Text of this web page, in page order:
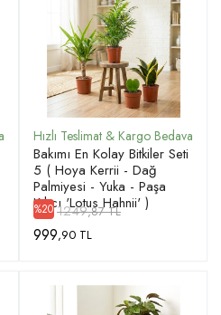
Bakımı En Kolay Bitkiler Seti
5 ( Hoya Kerrii - Dağ
Palmiyesi - Yuka - Paşa
Kılıcı 'Lotus Hahnii' )
%20 1249,87 TL
999,90 TL